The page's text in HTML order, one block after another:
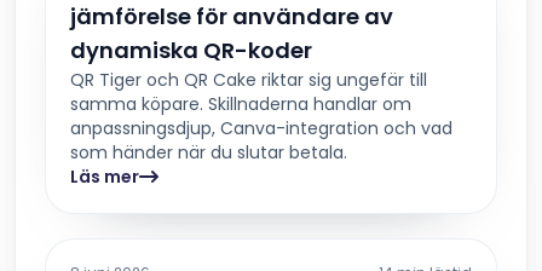
jämförelse för användare av
dynamiska QR-koder
QR Tiger och QR Cake riktar sig ungefär till
samma köpare. Skillnaderna handlar om
anpassningsdjup, Canva-integration och vad
som händer när du slutar betala.
Läs mer